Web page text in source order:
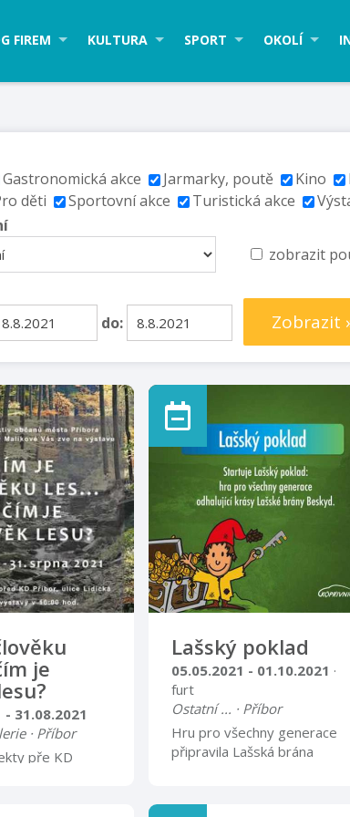
FIREM KULTURA SPORT OKOLÍ
Gastronomická akce Jarmarky, poutě Kino
děti Sportovní akce Turistická akce
zobrazit
do: Zobrazit
je
- 31.08.2021
· Příbor
pře KD
Lašský poklad
05.05.2021 - 01.10.2021 ·
furt
Ostatní ... · Příbor
Hru pro všechny generace
připravila Lašská brána
Kopřivnici, Štramberku,